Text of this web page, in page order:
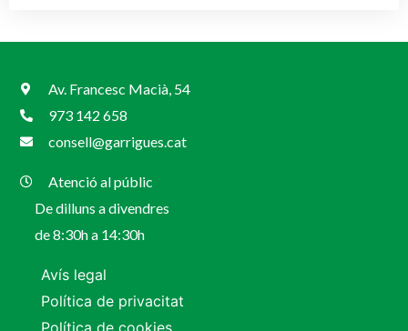
Av. Francesc Macià, 54
973 142 658
consell@garrigues.cat
Atenció al públic
De dilluns a divendres
de 8:30h a 14:30h
Avís legal
Política de privacitat